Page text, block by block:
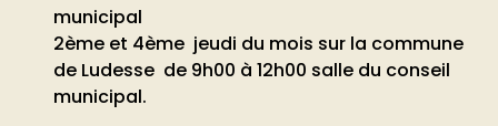
municipal
2ème et 4ème jeudi du mois sur la commune
de Ludesse de 9h00 à 12h00 salle du conseil
municipal.